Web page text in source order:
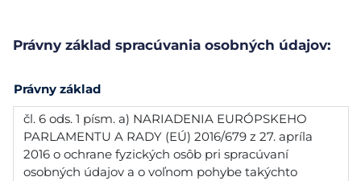
Právny základ spracúvania osobných údajov:
Právny základ
čl. 6 ods. 1 písm. a) NARIADENIA EURÓPSKEHO
PARLAMENTU A RADY (EÚ) 2016/679 z 27. apríla
2016 o ochrane fyzických osôb pri spracúvaní
osobných údajov a o voľnom pohybe takýchto